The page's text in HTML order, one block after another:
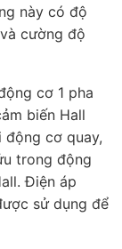
này có độ
cường độ
cơ 1 pha
biến Hall
cơ quay,
trong động
Điện áp
sử dụng để